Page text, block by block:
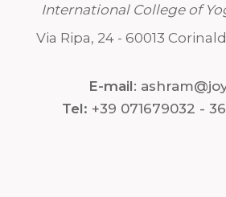
International College of
Via Ripa, 24 - 60013
E-mail:
Tel: +39 071679032 -